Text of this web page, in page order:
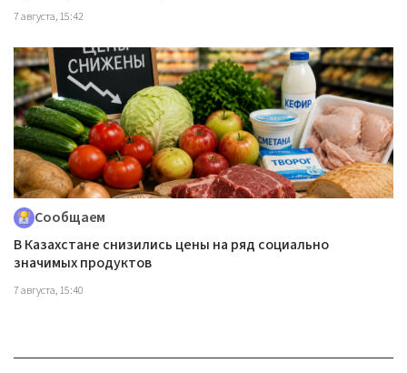
7 августа, 15:42
Сообщаем
В Казахстане снизились цены на ряд социально
значимых продуктов
7 августа, 15:40